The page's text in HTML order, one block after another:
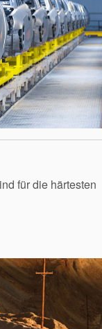
für die härtesten